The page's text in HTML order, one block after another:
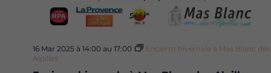
16 Mar 2025 à 14:00 au 17:00
Encierro hivernale à Mas Blanc des
Alpilles